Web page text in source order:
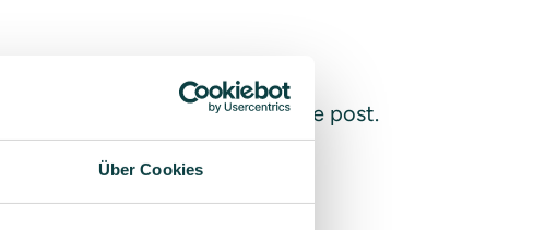
Über Cookies
navigation above to locate the post.